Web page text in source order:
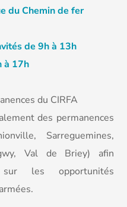
du Chemin de fer
de 9h à 13h
à 17h
du CIRFA
des permanences
Sarreguemines,
Val de Briey) afin
les opportunités